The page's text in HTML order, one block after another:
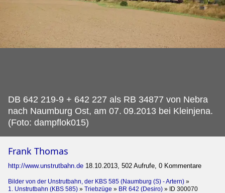
DB 642 219-9 + 642 227 als RB 34877 von Nebra
nach Naumburg Ost, am 07. 09.2013 bei Kleinjena.
(Foto: dampflok015)
Frank Thomas
http://www.unstrutbahn.de 18.10.2013, 502 Aufrufe, 0 Kommentare
Bilder von der Unstrutbahn, der KBS 585 (Naumburg (S) - Artern) »
1. Unstrutbahn (KBS 585) » Triebzüge » BR 642 (Desiro) » ID 300070